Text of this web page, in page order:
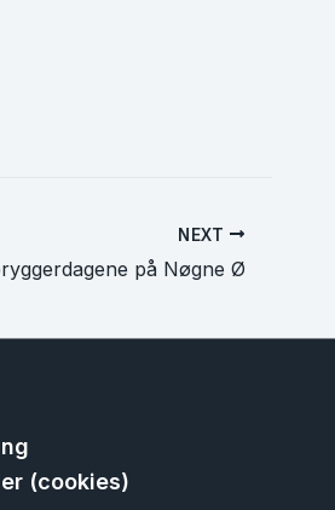
NEXT
på Nøgne Ø
(cookies)